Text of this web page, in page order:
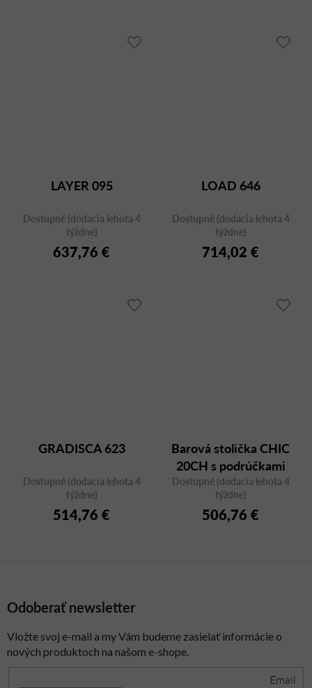
LAYER 095
Dostupné (dodacia lehota 4
týždne)
637,76 €
LOAD 646
Dostupné (dodacia lehota 4
týždne)
714,02 €
GRADISCA 623
Dostupné (dodacia lehota 4
týždne)
514,76 €
Barová stolička CHIC
20CH s podrúčkami
Dostupné (dodacia lehota 4
týždne)
506,76 €
Odoberať newsletter
Vložte svoj e-mail a my Vám budeme zasielať informácie o
nových produktoch na našom e-shope.
Email